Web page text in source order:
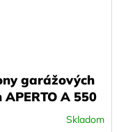
garážových
APERTO A 550
Skladom